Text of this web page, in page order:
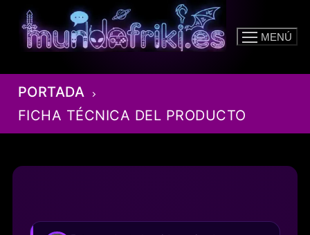
contenido
MENÚ
PORTADA
FICHA TÉCNICA DEL PRODUCTO